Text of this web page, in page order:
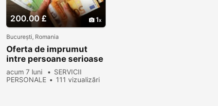
200.00 £ 1
Bucureşti, Romania
Oferta de imprumut
intre persoane serioase
in 24 de ore
acum 7 luni
SERVICII
PERSONALE
111 vizualizări